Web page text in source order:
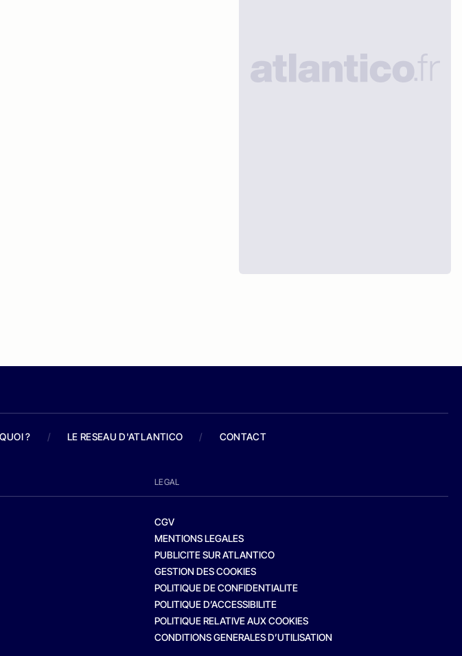
? / LE RESEAU D'ATLANTICO / CONTACT
LEGAL
CGV
MENTIONS LEGALES
PUBLICITE SUR ATLANTICO
GESTION DES COOKIES
POLITIQUE DE CONFIDENTIALITE
POLITIQUE D’ACCESSIBILITE
POLITIQUE RELATIVE AUX COOKIES
CONDITIONS GENERALES D’UTILISATION